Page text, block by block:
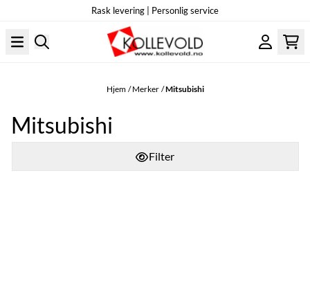
Rask levering | Personlig service
Hjem /Merker /Mitsubishi
Mitsubishi
Filter